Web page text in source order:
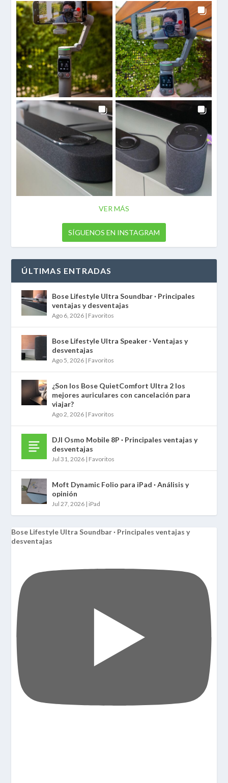
VER MÁS
SÍGUENOS EN INSTAGRAM
ÚLTIMAS ENTRADAS
Bose Lifestyle Ultra Soundbar · Principales
ventajas y desventajas
Ago 6, 2026 | Favoritos
Bose Lifestyle Ultra Speaker · Ventajas y
desventajas
Ago 5, 2026 | Favoritos
¿Son los Bose QuietComfort Ultra 2 los
mejores auriculares con cancelación para
viajar?
Ago 2, 2026 | Favoritos
DJI Osmo Mobile 8P · Principales ventajas y
desventajas
Jul 31, 2026 | Favoritos
Moft Dynamic Folio para iPad · Análisis y
opinión
Jul 27, 2026 | iPad
Bose Lifestyle Ultra Soundbar · Principales ventajas y
desventajas